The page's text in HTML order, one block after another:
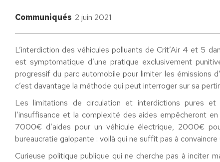
Communiqués 2 juin 2021
L’interdiction des véhicules polluants de Crit’Air 4 et 5
est symptomatique d’une pratique exclusivement
progressif du parc automobile pour limiter les émissions
c’est davantage la méthode qui peut interroger sur sa
Les limitations de circulation et interdictions pures et
l’insuffisance et la complexité des aides empêcheront
7000€ d’aides pour un véhicule électrique, 2000€
bureaucratie galopante : voilà qui ne suffit pas à
Curieuse politique publique qui ne cherche pas à inciter